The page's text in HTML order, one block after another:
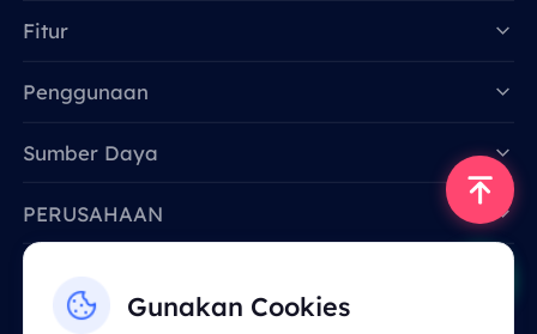
Gunakan Cookies
Fitur
Penggunaan
Sumber Daya
PERUSAHAAN
Email: support@smartproxy.org